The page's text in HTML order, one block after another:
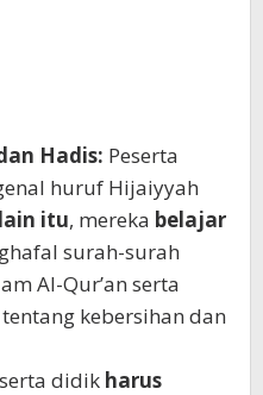
Hadis: Peserta
huruf Hijaiyyah
itu, mereka belajar
surah-surah
Al-Qur’an serta
kebersihan dan
didik harus